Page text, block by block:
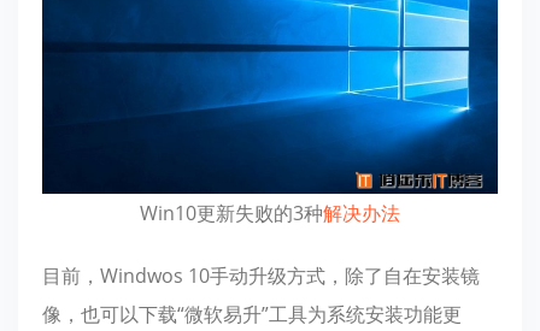
Win10更新失败的3种解决办法
目前，Windwos 10手动升级方式，除了自在安装镜
像，也可以下载“微软易升”工具为系统安装功能更